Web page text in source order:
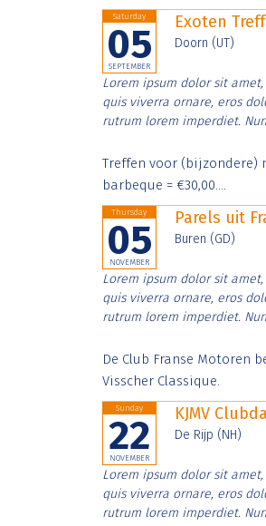
Saturday
05
SEPTEMBER
Exoten
Doorn (UT)
Lorem ipsum dolor sit
quis viverra ornare, eros
rutrum lorem imperdiet.
Treffen voor (bijzondere)
barbeque = €30,00....
Thursday
05
NOVEMBER
Parels uit
Buren (GD)
Lorem ipsum dolor sit
quis viverra ornare, eros
rutrum lorem imperdiet.
De Club Franse Motoren
Visscher Classique.
Sunday
22
NOVEMBER
KJMV
De Rijp (NH)
Lorem ipsum dolor sit
quis viverra ornare, eros
rutrum lorem imperdiet.